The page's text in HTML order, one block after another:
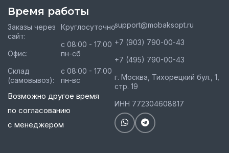
Время работы
Заказы через
сайт:
Офис:
Склад
(самовывоз):
Круглосуточно
с 08:00 - 17:00
пн-сб
с 08:00 - 17:00
пн-вс
Возможно другое время
по согласованию
с менеджером
support@mobaksopt.ru
+7 (903) 790-00-43
+7 (495) 790-00-43
г. Москва, Тихорецкий бул., 1,
стр. 19
ИНН 772304608817